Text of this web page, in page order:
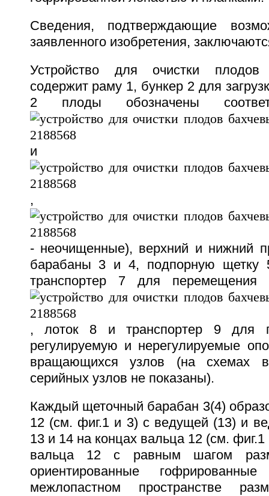
Сведения, подтверждающие
заявленного изобретения,
Устройство для очистки плодов
содержит раму 1, бункер 2 для
2 плоды обозначены
и
,
- неочищенные), верхний и нижний
барабаны 3 и 4, подпорную щетку
транспортер 7 для перемещения
, лоток 8 и транспортер 9 для
регулируемую и нерегулируемые
вращающихся узлов (на схемах в
серийных узлов не показаны).
Каждый щеточный барабан 3(4)
12 (см. фиг.1 и 3) с ведущей (13) и
13 и 14 на концах вальца 12 (см.
вальца 12 с равным шагом
ориентированные
межлопастном пространстве